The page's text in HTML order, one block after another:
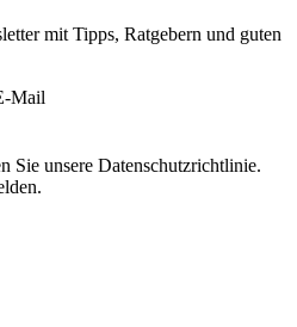
mit Tipps, Ratgebern und guten
Mail
Sie unsere Datenschutzrichtlinie.